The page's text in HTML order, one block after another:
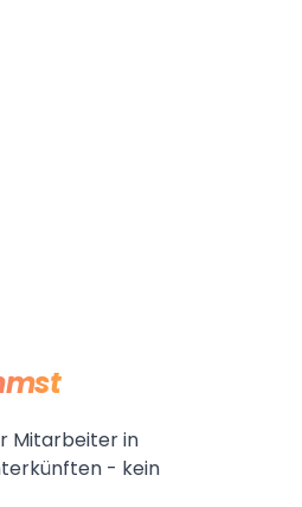
Mitarbeiter in
- kein